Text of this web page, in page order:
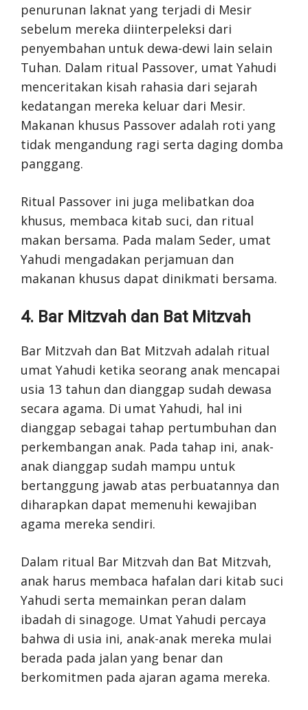
penurunan laknat yang terjadi di Mesir
sebelum mereka diinterpeleksi dari
penyembahan untuk dewa-dewi lain selain
Tuhan. Dalam ritual Passover, umat Yahudi
menceritakan kisah rahasia dari sejarah
kedatangan mereka keluar dari Mesir.
Makanan khusus Passover adalah roti yang
tidak mengandung ragi serta daging domba
panggang.
Ritual Passover ini juga melibatkan doa
khusus, membaca kitab suci, dan ritual
makan bersama. Pada malam Seder, umat
Yahudi mengadakan perjamuan dan
makanan khusus dapat dinikmati bersama.
4. Bar Mitzvah dan Bat Mitzvah
Bar Mitzvah dan Bat Mitzvah adalah ritual
umat Yahudi ketika seorang anak mencapai
usia 13 tahun dan dianggap sudah dewasa
secara agama. Di umat Yahudi, hal ini
dianggap sebagai tahap pertumbuhan dan
perkembangan anak. Pada tahap ini, anak-
anak dianggap sudah mampu untuk
bertanggung jawab atas perbuatannya dan
diharapkan dapat memenuhi kewajiban
agama mereka sendiri.
Dalam ritual Bar Mitzvah dan Bat Mitzvah,
anak harus membaca hafalan dari kitab suci
Yahudi serta memainkan peran dalam
ibadah di sinagoge. Umat Yahudi percaya
bahwa di usia ini, anak-anak mereka mulai
berada pada jalan yang benar dan
berkomitmen pada ajaran agama mereka.